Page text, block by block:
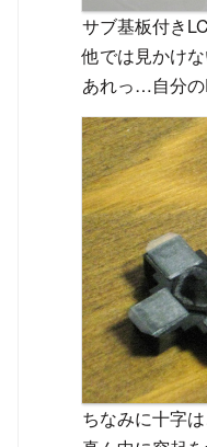
サブ基板付き
他では見かけな
あれっ…自分
ちなみに十字は